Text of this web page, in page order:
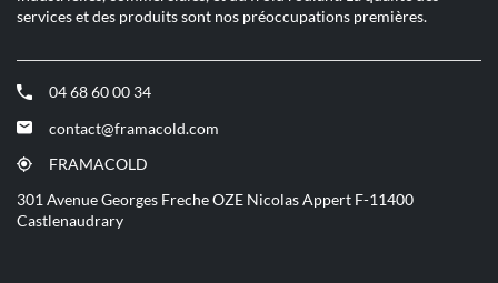
services et des produits sont nos préoccupations premières.
04 68 60 00 34
(ouvre
dans
nouvelle
contact@framacold.com
(ouvre
dans
nouvelle
fenêtre)
FRAMACOLD
(ouvre
dans
une
301 Avenue Georges Freche OZE Nicolas Appert F-11400
Castlenaudrary